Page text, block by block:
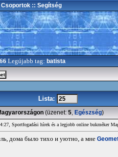
Csoportok :: Segítség
Legújabb tag: batista
Lista:
(üzenet: 5, Egészség)
Sportfogadási hírek és a legjobb online bukméker
дома было тихо и уютно, а мне